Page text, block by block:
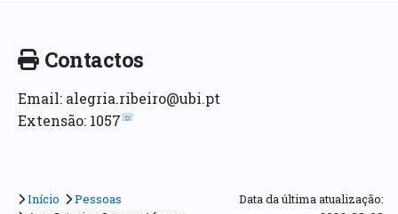
Contactos
Email: alegria.ribeiro@ubi.pt
Extensão: 1057☏
Início
Pessoas
Data da última atualização: